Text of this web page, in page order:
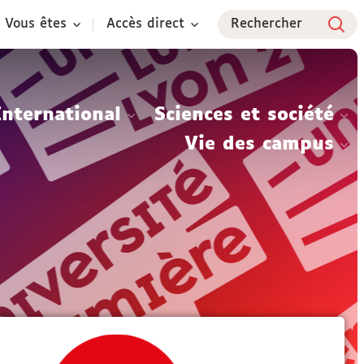
Vous êtes Accès direct Rechercher
Sciences et société
Vie des campus